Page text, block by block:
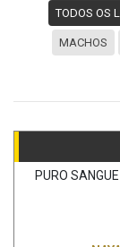
TODOS OS
MACHOS
PURO